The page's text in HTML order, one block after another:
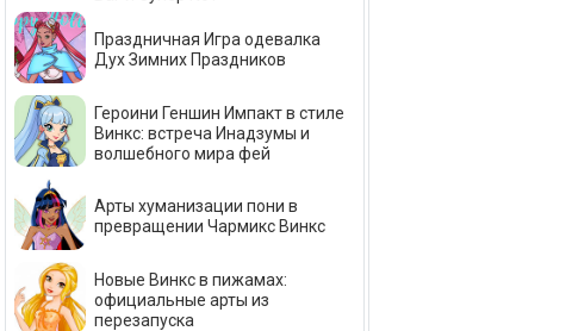
Праздничная Игра одевалка
Дух Зимних Праздников
Героини Геншин Импакт в стиле
Винкс: встреча Инадзумы и
волшебного мира фей
Арты хуманизации пони в
превращении Чармикс Винкс
Новые Винкс в пижамах:
официальные арты из
перезапуска